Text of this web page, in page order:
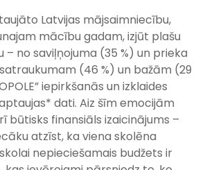
Latvijas mājsaimniecību,
mācību gadam, izjūt plašu
– no saviļņojuma (35 %) un prieka
(46 %) un bažām (29
iepirkšanās un izklaides
dati. Aiz šīm emocijām
būtisks finansiāls izaicinājums –
atzīst, ka viena skolēna
nepieciešamais budžets ir